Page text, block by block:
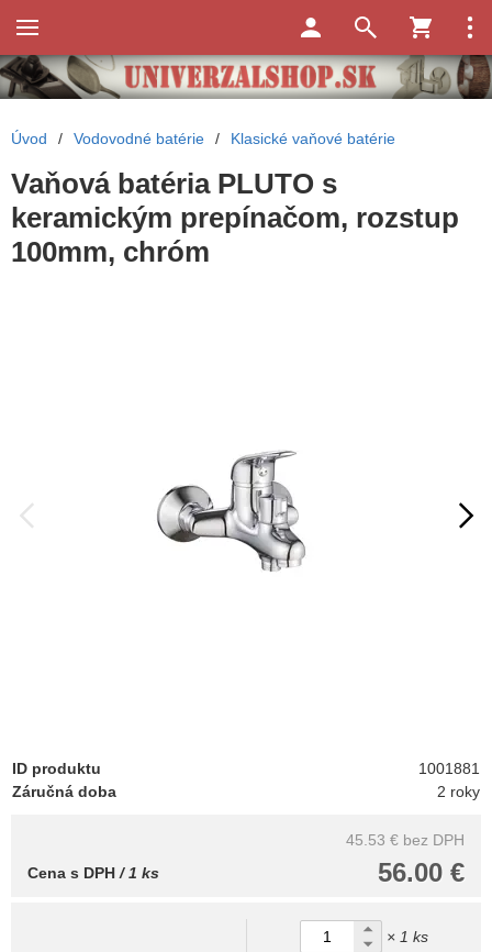
Úvod / Vodovodné batérie / Klasické vaňové batérie
Vaňová batéria PLUTO s
keramickým prepínačom, rozstup
100mm, chróm
ID produktu
1001881
Záručná doba
2 roky
45.53 € bez DPH
56.00 €
Cena s DPH/ 1 ks
× 1 ks